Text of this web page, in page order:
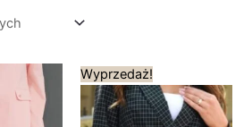
Wyprzedaż!Pierwotna
cena
wynosiła:
299,00 zł.
cena
wynosi:
209,00